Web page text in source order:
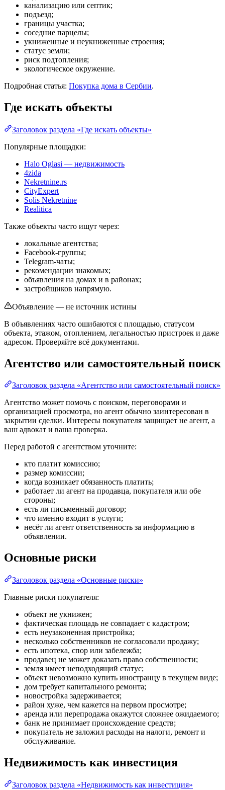
канализацию или септик;
подъезд;
границы участка;
соседние парцелы;
укниженные и неукниженные строения;
статус земли;
риск подтопления;
экологическое окружение.
Подробная статья: Покупка дома в Сербии.
Где искать объекты
Заголовок раздела «Где искать объекты»
Популярные площадки:
Halo Oglasi — недвижимость
4zida
Nekretnine.rs
CityExpert
Solis Nekretnine
Realitica
Также объекты часто ищут через:
локальные агентства;
Facebook-группы;
Telegram-чаты;
рекомендации знакомых;
объявления на домах и в районах;
застройщиков напрямую.
Объявление — не источник истины
В объявлениях часто ошибаются с площадью, статусом
объекта, этажом, отоплением, легальностью пристроек и даже
адресом. Проверяйте всё документами.
Агентство или самостоятельный поиск
Заголовок раздела «Агентство или самостоятельный поиск»
Агентство может помочь с поиском, переговорами и
организацией просмотра, но агент обычно заинтересован в
закрытии сделки. Интересы покупателя защищает не агент, а
ваш адвокат и ваша проверка.
Перед работой с агентством уточните:
кто платит комиссию;
размер комиссии;
когда возникает обязанность платить;
работает ли агент на продавца, покупателя или обе
стороны;
есть ли письменный договор;
что именно входит в услуги;
несёт ли агент ответственность за информацию в
объявлении.
Основные риски
Заголовок раздела «Основные риски»
Главные риски покупателя:
объект не укнижен;
фактическая площадь не совпадает с кадастром;
есть неузаконенная пристройка;
несколько собственников не согласовали продажу;
есть ипотека, спор или забележба;
продавец не может доказать право собственности;
земля имеет неподходящий статус;
объект невозможно купить иностранцу в текущем виде;
дом требует капитального ремонта;
новостройка задерживается;
район хуже, чем кажется на первом просмотре;
аренда или перепродажа окажутся сложнее ожидаемого;
банк не принимает происхождение средств;
покупатель не заложил расходы на налоги, ремонт и
обслуживание.
Недвижимость как инвестиция
Заголовок раздела «Недвижимость как инвестиция»